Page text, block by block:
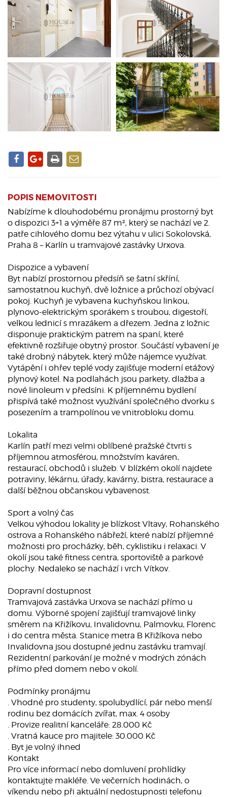
POPIS NEMOVITOSTI
Nabízíme k dlouhodobému pronájmu prostorný byt
o dispozici 3+1 a výměře 87 m², který se nachází ve 2.
patře cihlového domu bez výtahu v ulici Sokolovská,
Praha 8 – Karlín u tramvajové zastávky Urxova.
Dispozice a vybavení
Byt nabízí prostornou předsíň se šatní skříní,
samostatnou kuchyň, dvě ložnice a průchozí obývací
pokoj. Kuchyň je vybavena kuchyňskou linkou,
plynovo-elektrickým sporákem s troubou, digestoří,
velkou lednicí s mrazákem a dřezem. Jedna z ložnic
disponuje praktickým patrem na spaní, které
efektivně rozšiřuje obytný prostor. Součástí vybavení je
také drobný nábytek, který může nájemce využívat.
Vytápění i ohřev teplé vody zajišťuje moderní etážový
plynový kotel. Na podlahách jsou parkety, dlažba a
nové linoleum v předsíni. K příjemnému bydlení
přispívá také možnost využívání společného dvorku s
posezením a trampolínou ve vnitrobloku domu.
Lokalita
Karlín patří mezi velmi oblíbené pražské čtvrti s
příjemnou atmosférou, množstvím kaváren,
restaurací, obchodů i služeb. V blízkém okolí najdete
potraviny, lékárnu, úřady, kavárny, bistra, restaurace a
další běžnou občanskou vybavenost.
Sport a volný čas
Velkou výhodou lokality je blízkost Vltavy, Rohanského
ostrova a Rohanského nábřeží, které nabízí příjemné
možnosti pro procházky, běh, cyklistiku i relaxaci. V
okolí jsou také fitness centra, sportoviště a parkové
plochy. Nedaleko se nachází i vrch Vítkov.
Dopravní dostupnost
Tramvajová zastávka Urxova se nachází přímo u
domu. Výborné spojení zajišťují tramvajové linky
směrem na Křižíkovu, Invalidovnu, Palmovku, Florenc
i do centra města. Stanice metra B Křižíkova nebo
Invalidovna jsou dostupné jednu zastávku tramvají.
Rezidentní parkování je možné v modrých zónách
přímo před domem nebo v okolí.
Podmínky pronájmu
. Vhodné pro studenty, spolubydlící, pár nebo menší
rodinu bez domácích zvířat, max. 4 osoby
. Provize realitní kanceláře: 28.000 Kč
. Vratná kauce pro majitele: 30.000 Kč
. Byt je volný ihned
Kontakt
Pro více informací nebo domluvení prohlídky
kontaktujte makléře. Ve večerních hodinách, o
víkendu nebo při aktuální nedostupnosti telefonu